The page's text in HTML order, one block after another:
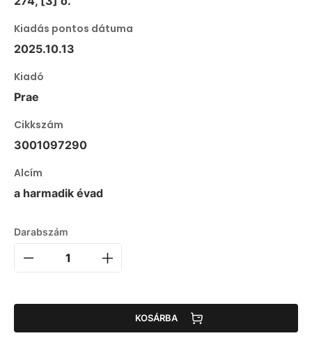
Kiadás pontos dátuma
2025.10.13
Kiadó
Prae
Cikkszám
3001097290
Alcím
a harmadik évad
Darabszám
KOSÁRBA